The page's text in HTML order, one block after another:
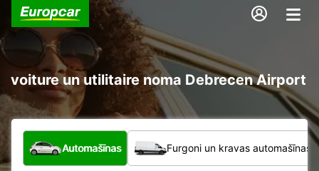
voiture un utilitaire noma Debrecen Airport
Kāda veida transportlīdzeklis?
Automašīnas Furgoni un kravas automašīnas